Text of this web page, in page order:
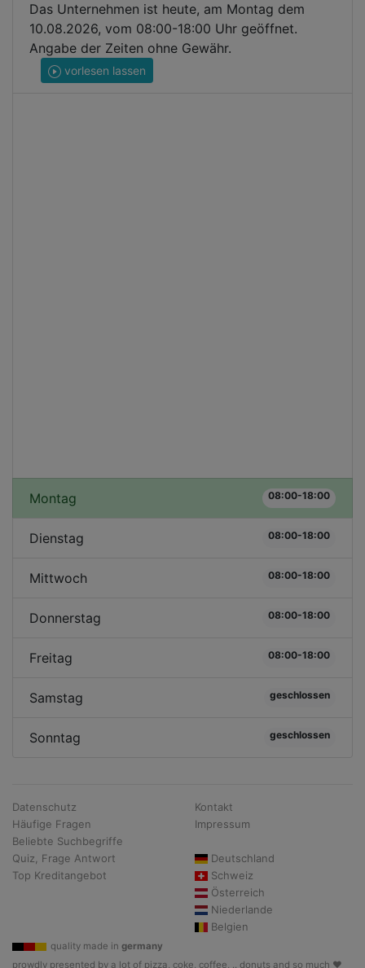
Das Unternehmen ist heute, am Montag dem
10.08.2026, vom 08:00-18:00 Uhr geöffnet.
Angabe der Zeiten ohne Gewähr.
vorlesen lassen
Montag 08:00-18:00
Dienstag 08:00-18:00
Mittwoch 08:00-18:00
Donnerstag 08:00-18:00
Freitag 08:00-18:00
Samstag geschlossen
Sonntag geschlossen
Datenschutz
Häufige Fragen
Beliebte Suchbegriffe
Quiz, Frage Antwort
Top Kreditangebot
Kontakt
Impressum
Deutschland
Schweiz
Österreich
Niederlande
Belgien
quality made in germany
prowdly presented by a lot of pizza, coke, coffee, .. donuts and so much ♥